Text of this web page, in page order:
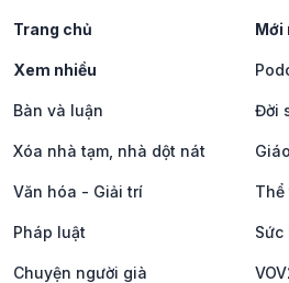
Trang chủ Mới
Xem nhiều
Bàn và luận Đời
Xóa nhà tạm, nhà dột nát
Văn hóa - Giải trí Thể
Pháp luật Sức
Chuyện người già